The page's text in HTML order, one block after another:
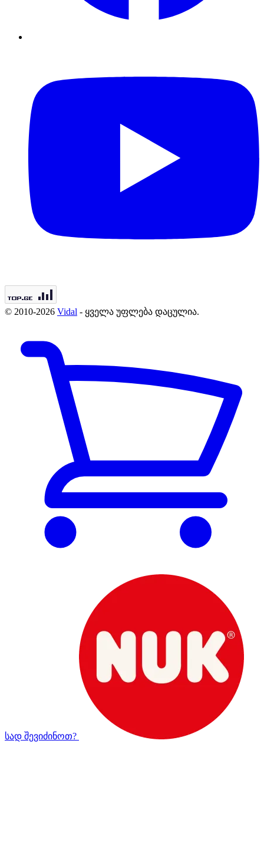
© 2010-2026 Vidal - ყველა უფლება დაცულია.
სად შევიძინოთ?